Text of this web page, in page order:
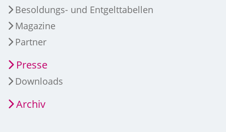
Besoldungs- und Entgelttabellen
Magazine
Partner
Presse
Downloads
Archiv